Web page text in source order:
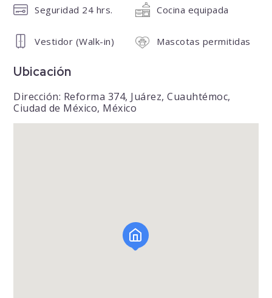
Seguridad 24 hrs. Cocina equipada
Vestidor (Walk-in) Mascotas permitidas
Ubicación
Dirección: Reforma 374, Juárez, Cuauhtémoc,
Ciudad de México, México